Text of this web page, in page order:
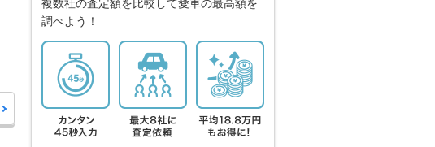
複数社の査定額を比較して愛車の最高額を
調べよう！